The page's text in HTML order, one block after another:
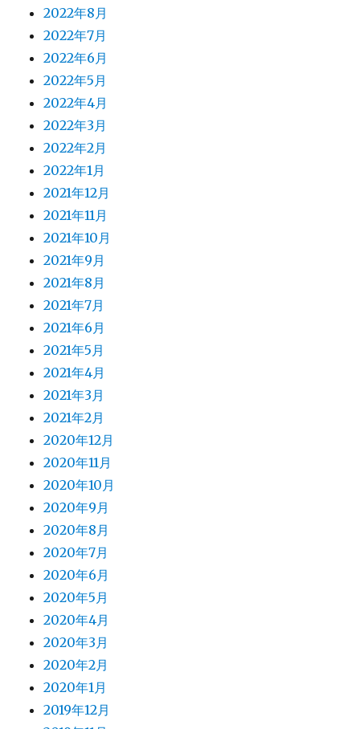
2022年8月
2022年7月
2022年6月
2022年5月
2022年4月
2022年3月
2022年2月
2022年1月
2021年12月
2021年11月
2021年10月
2021年9月
2021年8月
2021年7月
2021年6月
2021年5月
2021年4月
2021年3月
2021年2月
2020年12月
2020年11月
2020年10月
2020年9月
2020年8月
2020年7月
2020年6月
2020年5月
2020年4月
2020年3月
2020年2月
2020年1月
2019年12月